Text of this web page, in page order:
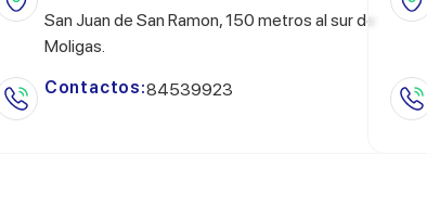
San Juan de San Ramon, 150 metros al sur de
Moligas.
Contactos:84539923